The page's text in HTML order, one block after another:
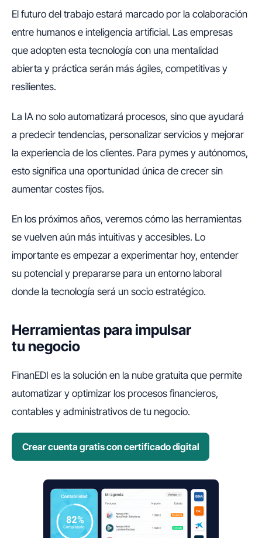
El futuro del trabajo estará marcado por la colaboración
entre humanos e inteligencia artificial. Las empresas
que adopten esta tecnología con una mentalidad
abierta y práctica serán más ágiles, competitivas y
resilientes.
La IA no solo automatizará procesos, sino que ayudará
a predecir tendencias, personalizar servicios y mejorar
la experiencia de los clientes. Para pymes y autónomos,
esto significa una oportunidad única de crecer sin
aumentar costes fijos.
En los próximos años, veremos cómo las herramientas
se vuelven aún más intuitivas y accesibles. Lo
importante es empezar a experimentar hoy, entender
su potencial y prepararse para un entorno laboral
donde la tecnología será un socio estratégico.
Herramientas para impulsar
tu negocio
FinanEDI es la solución en la nube gratuita que permite
automatizar y optimizar los procesos financieros,
contables y administrativos de tu negocio.
Crear cuenta gratis con certificado digital